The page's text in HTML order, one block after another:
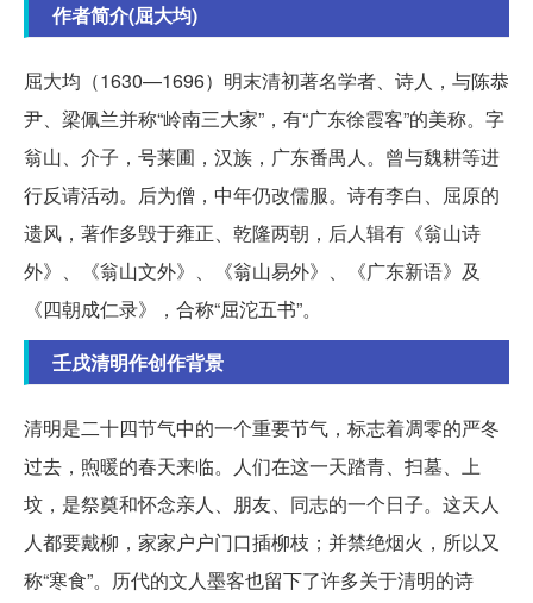
作者简介(屈大均)
屈大均（1630—1696）明末清初著名学者、诗人，与陈恭
尹、梁佩兰并称“岭南三大家”，有“广东徐霞客”的美称。字
翁山、介子，号莱圃，汉族，广东番禺人。曾与魏耕等进
行反请活动。后为僧，中年仍改儒服。诗有李白、屈原的
遗风，著作多毁于雍正、乾隆两朝，后人辑有《翁山诗
外》、《翁山文外》、《翁山易外》、《广东新语》及
《四朝成仁录》，合称“屈沱五书”。
壬戌清明作创作背景
清明是二十四节气中的一个重要节气，标志着凋零的严冬
过去，煦暖的春天来临。人们在这一天踏青、扫墓、上
坟，是祭奠和怀念亲人、朋友、同志的一个日子。这天人
人都要戴柳，家家户户门口插柳枝；并禁绝烟火，所以又
称“寒食”。历代的文人墨客也留下了许多关于清明的诗